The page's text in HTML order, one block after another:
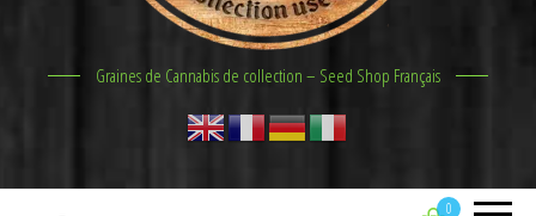
Graines de Cannabis de collection – Seed Shop Français
0